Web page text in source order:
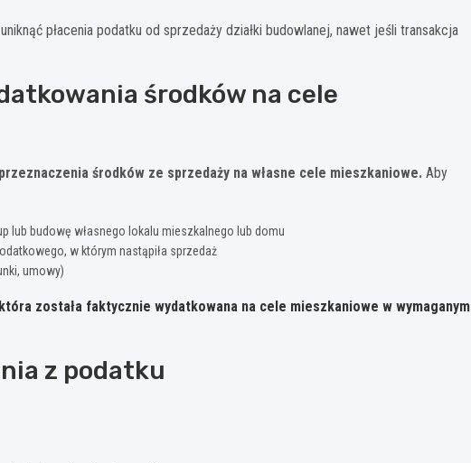
płacenia podatku od sprzedaży działki budowlanej, nawet jeśli transakcja
środków na cele
środków ze sprzedaży na własne cele mieszkaniowe. Aby
lub budowę własnego lokalu mieszkalnego lub domu
w którym nastąpiła sprzedaż
umowy)
została faktycznie wydatkowana na cele mieszkaniowe w wymaganym
z podatku